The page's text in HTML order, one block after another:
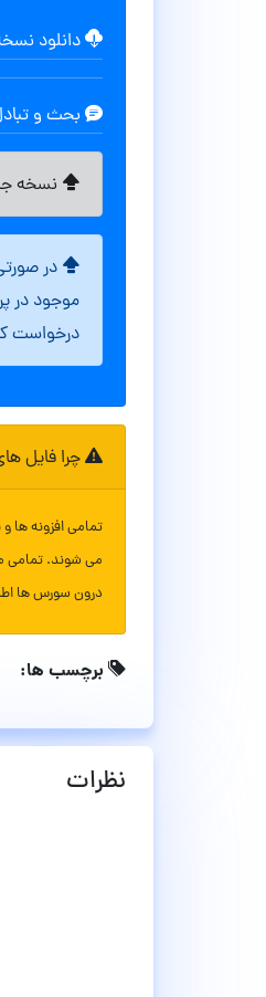
دانلود نسخه
بحث و
نسخه
در
موجود در
درخواست
چرا فایل
تمامی افزونه ها
می شوند. تمامی
درون سورس ها
برچسب ها:
نظرات